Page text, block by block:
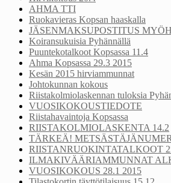
AHMA TTI
Ruokavieras Kopsan haaskalla
JÄSENMAKSUPOSTITUS
Koiransukuisia Pyhännällä
Puuntekotalkoot Kopsassa 11.4
Ahma Kopsassa 29.3 2015
Kesän 2015 hirviammunnat
Johtokunnan kokous
Riistakolmiolaskennan tuloksia
VUOSIKOKOUSTIEDOTE
Riistahavaintoja Kopsassa
RIISTAKOLMIOLASKENTA 14.2
TÄRKEÄ!
RIISTANRUOKINTATALKOOT
ILMAKIVÄÄRIAMMUNNAT
VUOSIKOKOUS 28.1 2015